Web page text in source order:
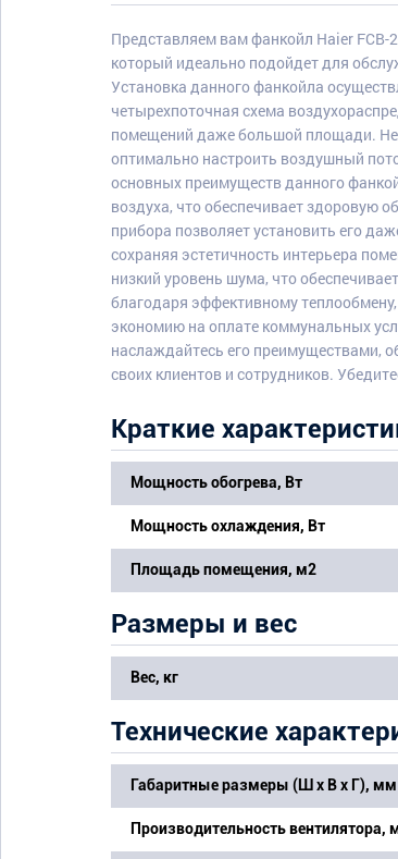
Представляем вам фанкойл Haier
который идеально подойдет для
Установка данного фанкойла
четырехпоточная схема
помещений даже большой площади.
оптимально настроить воздушный
основных преимуществ данного
воздуха, что обеспечивает здоровую
прибора позволяет установить его
сохраняя эстетичность интерьера
низкий уровень шума, что
благодаря эффективному
экономию на оплате коммунальных
наслаждайтесь его преимуществами,
своих клиентов и сотрудников.
Краткие
Мощность обогрева, Вт
Мощность охлаждения, Вт
Площадь помещения, м2
Размеры и вес
Вес, кг
Технические
Габаритные размеры (Ш х В х Г), мм
Производительность вентилятора,